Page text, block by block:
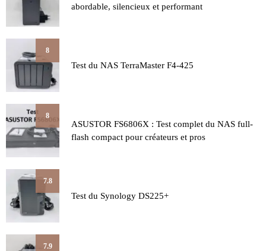
abordable, silencieux et performant
8
Test du NAS TerraMaster F4-425
8
ASUSTOR FS6806X : Test complet du NAS full-
flash compact pour créateurs et pros
7.8
Test du Synology DS225+
7.9